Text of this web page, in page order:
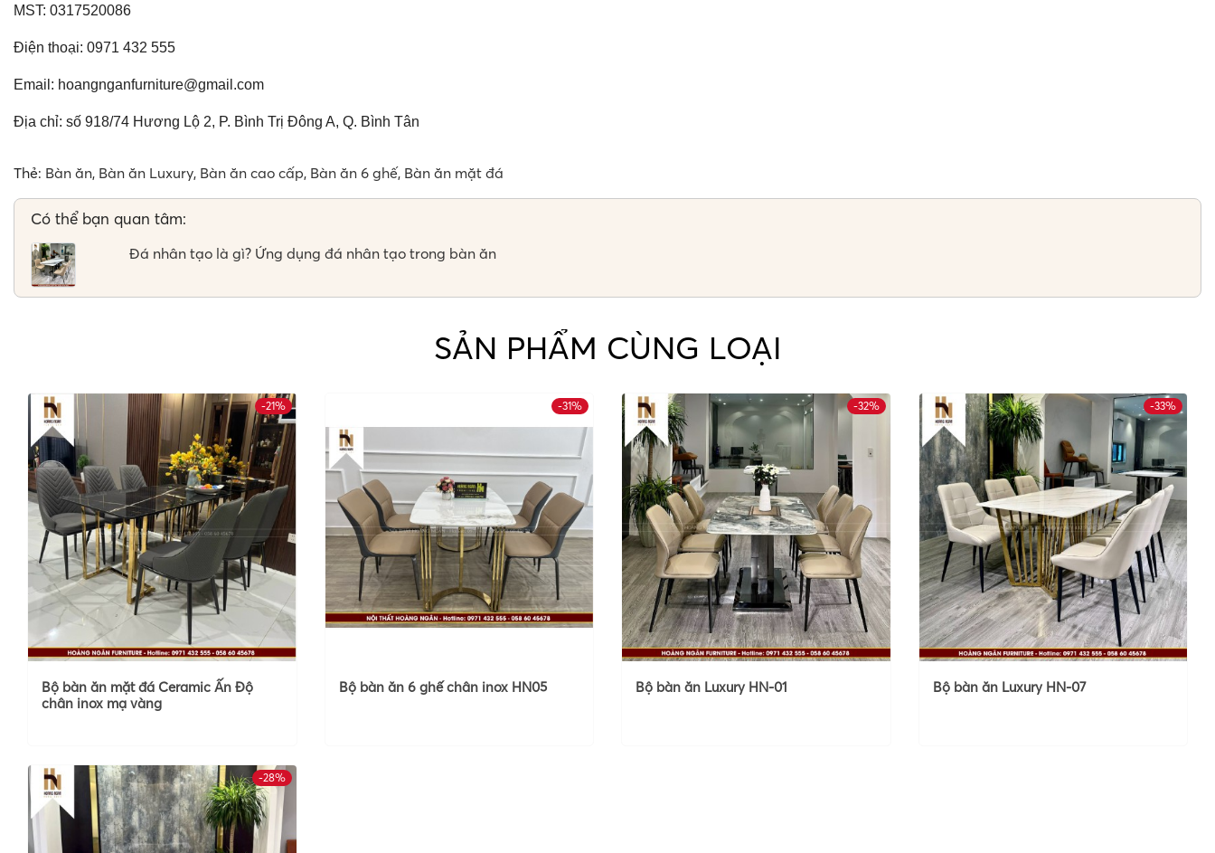
MST: 0317520086
Điện thoại: 0971 432 555
Email: hoangnganfurniture@gmail.com
Địa chỉ: số 918/74 Hương Lộ 2, P. Bình Trị Đông A, Q. Bình Tân
Thẻ: Bàn ăn, Bàn ăn Luxury, Bàn ăn cao cấp, Bàn ăn 6 ghế, Bàn ăn mặt đá
Có thể bạn quan tâm:
Đá nhân tạo là gì? Ứng dụng đá nhân tạo trong bàn ăn
SẢN PHẨM CÙNG LOẠI
-21%
Bộ bàn ăn mặt đá Ceramic Ấn Độ
chân inox mạ vàng
-31%
Bộ bàn ăn 6 ghế chân inox HN05
-32%
Bộ bàn ăn Luxury HN-01
-33%
Bộ bàn ăn Luxury HN-07
-28%